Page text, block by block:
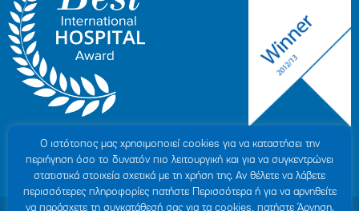
Ο ιστότοπoς μας χρησιμοποιεί cookies για να καταστήσει την
περιήγηση όσο το δυνατόν πιο λειτουργική και για να συγκεντρώνει
στατιστικά στοιχεία σχετικά με τη χρήση της. Αν θέλετε να λάβετε
περισσότερες πληροφορίες πατήστε Περισσότερα ή για να αρνηθείτε
να παράσχετε τη συγκατάθεσή σας για τα cookies, πατήστε Άρνηση.